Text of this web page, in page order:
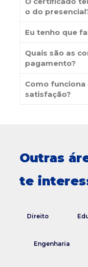
o do
Eu tenho que
Quais são as
pagamento?
Como
satisfação?
Outras
te
Direito
Engenharia